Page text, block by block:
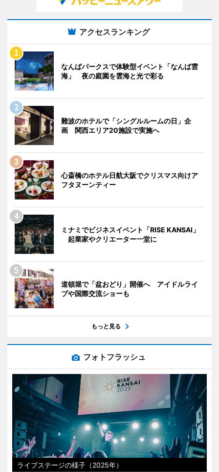
アクセスランキング
なんばパークスで体験型イベント「なんば雲
海」 夜の庭園を雲海と光で彩る
難波のホテルで「シングルルームの日」企
画 関西エリア20施設で実施へ
心斎橋のホテル日航大阪でクリスマス向けア
フタヌーンティー
ミナミでビジネスイベント「RISE KANSAI」
起業家やクリエーター一堂に
道頓堀で「盆おどり」開催へ アイドルライ
ブや国際交流ショーも
もっと見る
フォトフラッシュ
ライブステージの様子（2025年）